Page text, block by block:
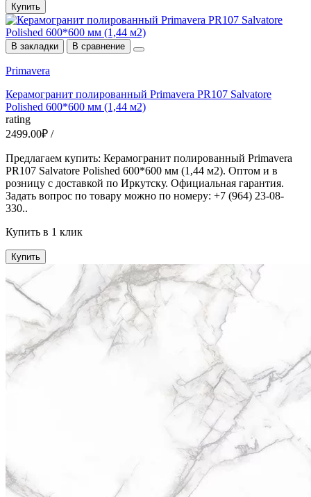
Купить
В закладки В сравнение
Primavera
Керамогранит полированный Primavera PR107 Salvatore
Polished 600*600 мм (1,44 м2)
rating
2499.00₽ /
Предлагаем купить: Керамогранит полированный Primavera
PR107 Salvatore Polished 600*600 мм (1,44 м2). Оптом и в
розницу с доставкой по Иркутску. Официальная гарантия.
Задать вопрос по товару можно по номеру: +7 (964) 23-08-
330..
Купить в 1 клик
Купить